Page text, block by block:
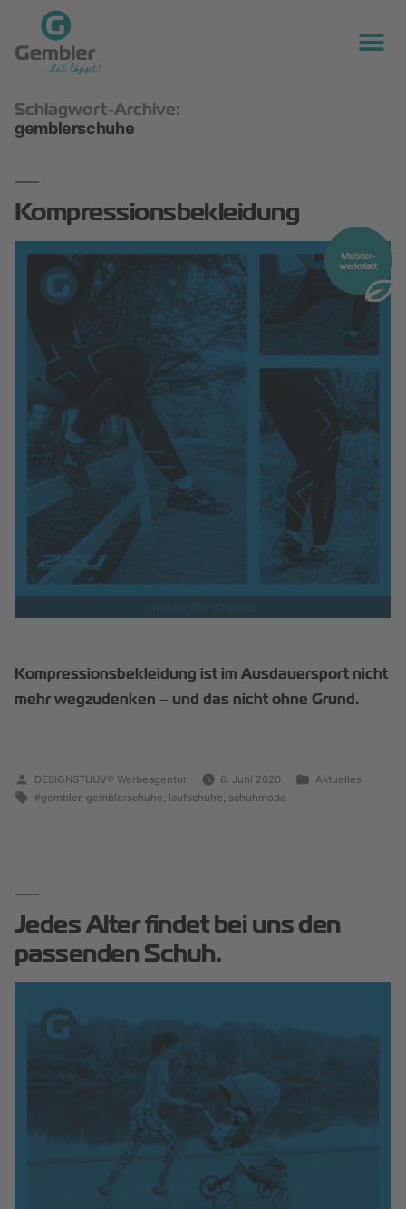
Schlagwort-Archive:
gemblerschuhe
Kompressionsbekleidung
Kompressionsbekleidung ist im Ausdauersport nicht
mehr wegzudenken – und das nicht ohne Grund.
DESIGNSTUUV® Werbeagentur 6. Juni 2020
Aktuelles
#gembler, gemblerschuhe laufschuhe schuhmode
Jedes Alter findet bei uns den
passenden Schuh.